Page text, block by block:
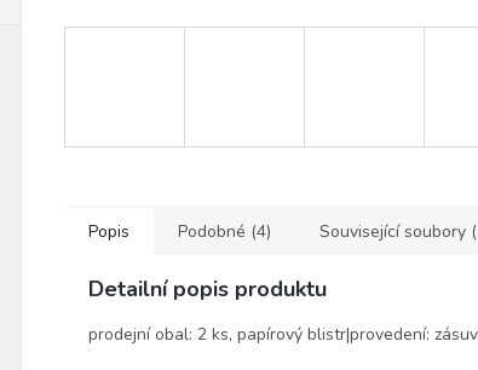
Popis Podobné (4) Související soubory
Detailní popis produktu
prodejní obal: 2 ks, papírový blistr|provedení: